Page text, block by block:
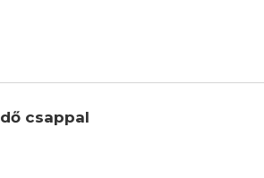
csappal